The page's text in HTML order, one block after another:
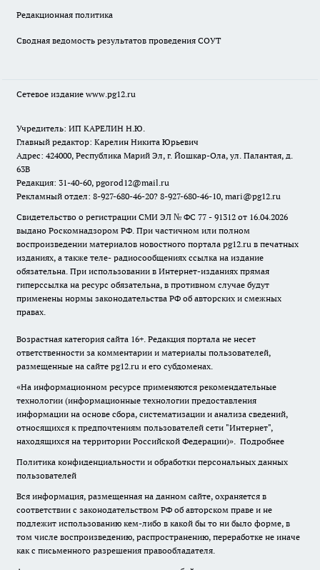
Редакционная политика
Сводная ведомость результатов проведения СОУТ
Сетевое издание www.pg12.ru
Учредитель: ИП КАРЕЛИН Н.Ю.
Главный редактор: Карелин Никита Юрьевич
Адрес: 424000, Республика Марий Эл, г. Йошкар-Ола, ул. Палантая, д.
63В
Редакция: 31-40-60, pgorod12@mail.ru
Рекламный отдел: 8-927-680-46-20? 8-927-680-46-10, mari@pg12.ru
Свидетельство о регистрации СМИ ЭЛ № ФС 77 - 91312 от 16.04.2026
выдано Роскомнадзором РФ. При частичном или полном
воспроизведении материалов новостного портала pg12.ru в печатных
изданиях, а также теле- радиосообщениях ссылка на издание
обязательна. При использовании в Интернет-изданиях прямая
гиперссылка на ресурс обязательна, в противном случае будут
применены нормы законодательства РФ об авторских и смежных
правах.
Возрастная категория сайта 16+. Редакция портала не несет
ответственности за комментарии и материалы пользователей,
размещенные на сайте pg12.ru и его субдоменах.
«На информационном ресурсе применяются рекомендательные
технологии (информационные технологии предоставления
информации на основе сбора, систематизации и анализа сведений,
относящихся к предпочтениям пользователей сети "Интернет",
находящихся на территории Российской Федерации)». Подробнее
Политика конфиденциальности и обработки персональных данных
пользователей
Вся информация, размещенная на данном сайте, охраняется в
соответствии с законодательством РФ об авторском праве и не
подлежит использованию кем-либо в какой бы то ни было форме, в
том числе воспроизведению, распространению, переработке не иначе
как с письменного разрешения правообладателя.